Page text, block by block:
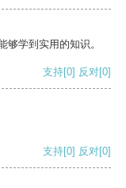
够学到实用的知识。
支持[0] 反对[0]
支持[0] 反对[0]